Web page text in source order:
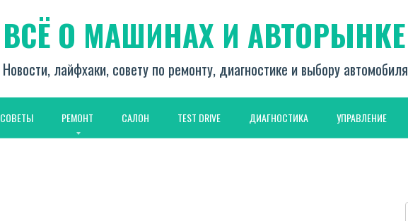
ВСЁ О МАШИНАХ И АВТОРЫНКЕ
Новости, лайфхаки, совету по ремонту, диагностике и выбору автомобиля
СОВЕТЫ РЕМОНТ САЛОН TEST DRIVE ДИАГНОСТИКА УПРАВЛЕНИЕ